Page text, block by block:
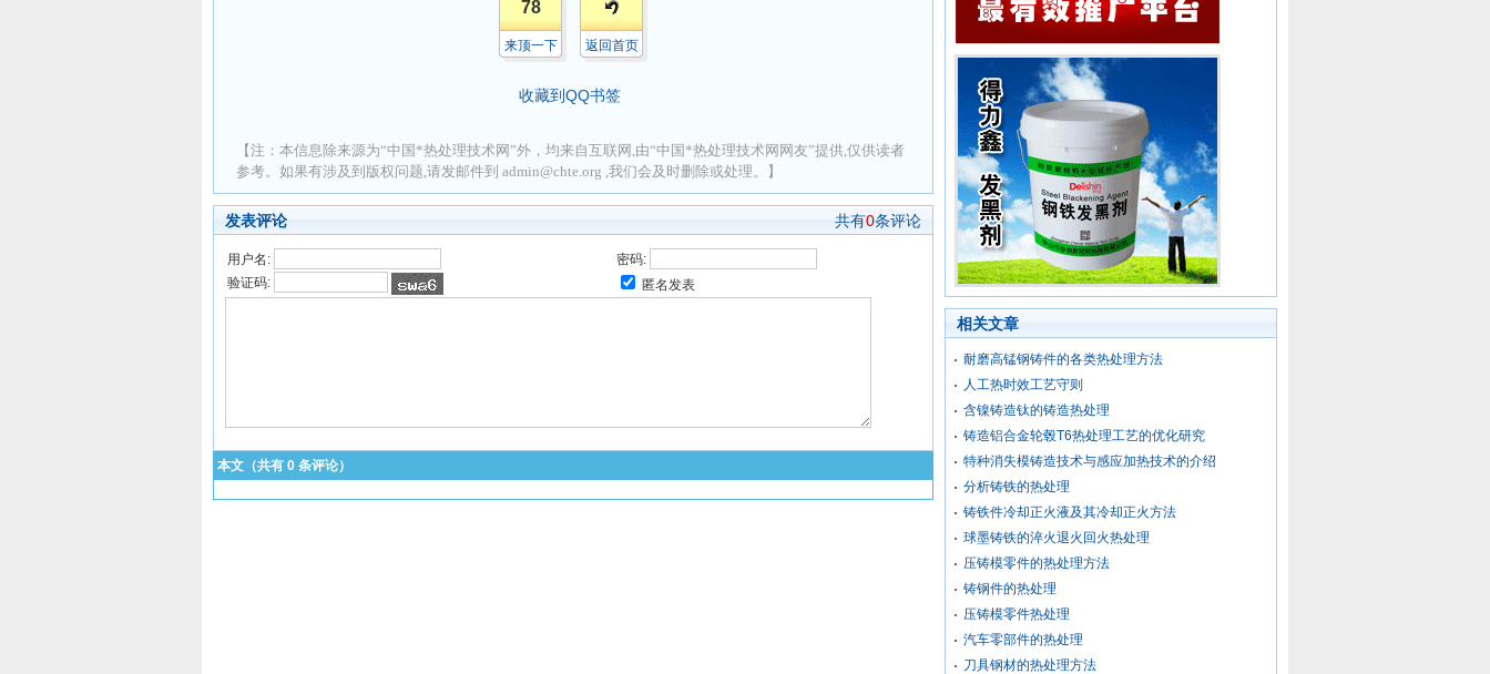
78
来顶一下 返回首页
收藏到QQ书签
【注：本信息除来源为“中国*热处理技术网”外，均来自互联网,由“中国*热处理技术网网友”提供,仅供读者
参考。如果有涉及到版权问题,请发邮件到 admin@chte.org ,我们会及时删除或处理。】
发表评论 共有0条评论
用户名:
密码:
验证码:
匿名发表
本文（共有 0 条评论）
相关文章
耐磨高锰钢铸件的各类热处理方法
人工热时效工艺守则
含镍铸造钛的铸造热处理
铸造铝合金轮毂T6热处理工艺的优化研究
特种消失模铸造技术与感应加热技术的介绍
分析铸铁的热处理
铸铁件冷却正火液及其冷却正火方法
球墨铸铁的淬火退火回火热处理
压铸模零件的热处理方法
铸钢件的热处理
压铸模零件热处理
汽车零部件的热处理
刀具钢材的热处理方法